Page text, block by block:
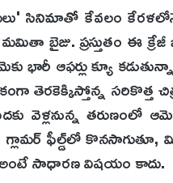
సినిమాతో కేవలం
బైజు. ప్రస్తుతం ఈ క్రేజీ
భారీ ఆఫర్లు క్యూ
తెరకెక్కిస్తోన్న
వెళ్లనున్న తరుణంలో
ఫీల్డ్‌లో కొనసాగుతూ,
అంటే సాధారణ విషయం కాదు.